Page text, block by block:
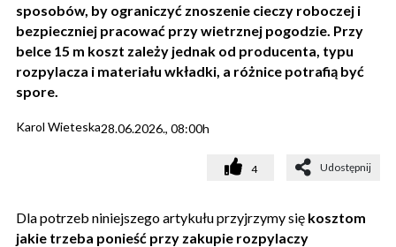
sposobów, by ograniczyć znoszenie cieczy roboczej i
bezpieczniej pracować przy wietrznej pogodzie. Przy
belce 15 m koszt zależy jednak od producenta, typu
rozpylacza i materiału wkładki, a różnice potrafią być
spore.
Karol Wieteska28.06.2026., 08:00h
4 Udostępnij
Dla potrzeb niniejszego artykułu przyjrzymy się kosztom
jakie trzeba ponieść przy zakupie rozpylaczy